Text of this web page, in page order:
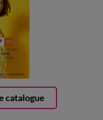
catalogue